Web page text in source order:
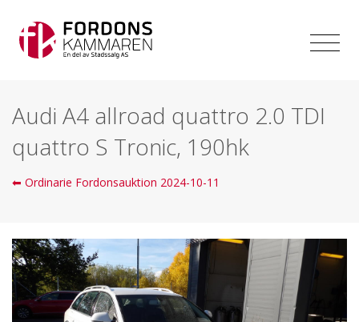
Audi A4 allroad quattro 2.0 TDI
quattro S Tronic, 190hk
⬅ Ordinarie Fordonsauktion 2024-10-11